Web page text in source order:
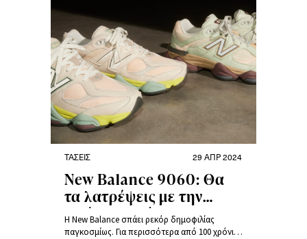
ΤΆΣΕΙΣ 29 ΑΠΡ 2024
New Balance 9060: Θα
τα λατρέψεις με την
πρώτη ματιά!
Η New Balance σπάει ρεκόρ δημοφιλίας
παγκοσμίως. Για περισσότερα από 100 χρόνια,